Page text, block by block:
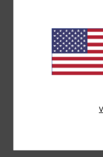
Composizione